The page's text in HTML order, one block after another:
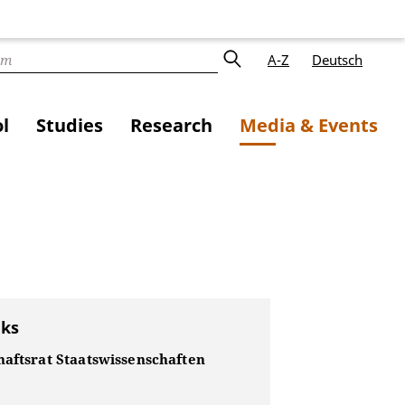
A-Z Deutsch
Studies Research Media & Events
Staatswissenschaften